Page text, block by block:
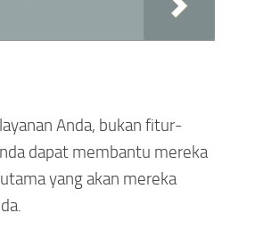
Anda, bukan fitur-
dapat membantu mereka
yang akan mereka